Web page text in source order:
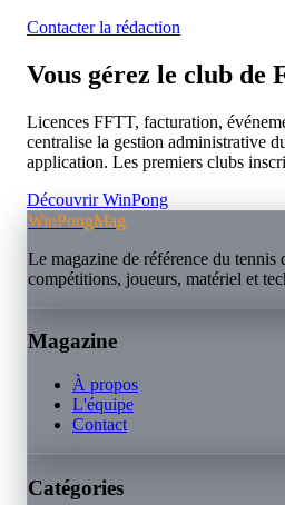
Contacter la rédaction
Vous gérez le club de
Licences FFTT, facturation,
centralise la gestion administrative
application. Les premiers clubs
Découvrir WinPong
WinPongMag
Le magazine de référence du tennis
compétitions, joueurs, matériel et
Magazine
À propos
L'équipe
Contact
Catégories